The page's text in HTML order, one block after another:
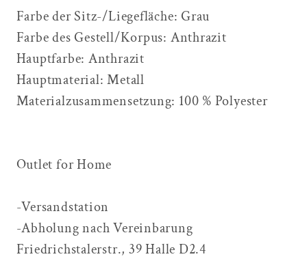
Farbe der Sitz-/Liegefläche: Grau
Farbe des Gestell/Korpus: Anthrazit
Hauptfarbe: Anthrazit
Hauptmaterial: Metall
Materialzusammensetzung: 100 % Polyester
Outlet for Home
-Versandstation
-Abholung nach Vereinbarung
Friedrichstalerstr., 39 Halle D2.4